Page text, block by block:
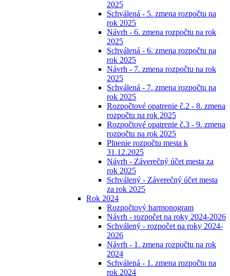
2025
Schválená - 5. zmena rozpočtu na
rok 2025
Návrh - 6. zmena rozpočtu na rok
2025
Schválená - 6. zmena rozpočtu na
rok 2025
Návrh - 7. zmena rozpočtu na rok
2025
Schválená - 7. zmena rozpočtu na
rok 2025
Rozpočtové opatrenie č.2 - 8. zmena
rozpočtu na rok 2025
Rozpočtové opatrenie č.3 - 9. zmena
rozpočtu na rok 2025
Plnenie rozpočtu mesta k
31.12.2025
Návrh - Záverečný účet mesta za
rok 2025
Schválený - Záverečný účet mesta
za rok 2025
Rok 2024
Rozpočtový harmonogram
Návrh - rozpočet na roky 2024-2026
Schválený - rozpočet na roky 2024-
2026
Návrh - 1. zmena rozpočtu na rok
2024
Schválená - 1. zmena rozpočtu na
rok 2024